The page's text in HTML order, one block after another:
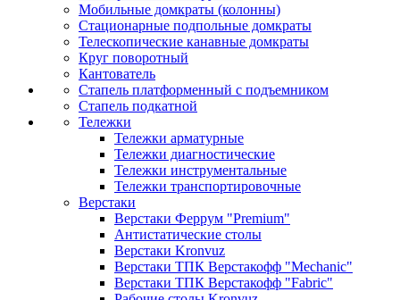
Мобильные домкраты (колонны)
Стационарные подпольные домкраты
Телескопические канавные домкраты
Круг поворотный
Кантователь
Стапель платформенный с подъемником
Стапель подкатной
Тележки
Тележки арматурные
Тележки диагностические
Тележки инструментальные
Тележки транспортировочные
Верстаки
Верстаки Феррум "Premium"
Антистатические столы
Верстаки Kronvuz
Верстаки ТПК Верстакофф "Mechanic"
Верстаки ТПК Верстакофф "Fabric"